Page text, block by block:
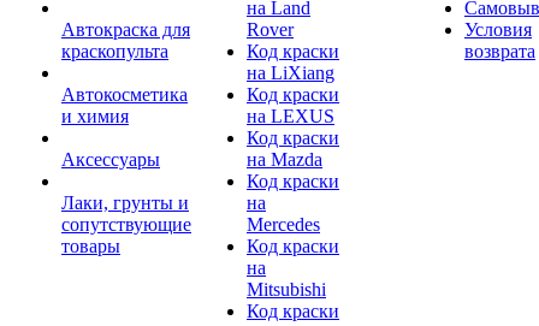
Автокраска для
краскопульта
Автокосметика
и химия
Аксессуары
Лаки, грунты и
сопутствующие
товары
на Land
Rover
Код краски
на LiXiang
Код краски
на LEXUS
Код краски
на Mazda
Код краски
на
Mercedes
Код краски
на
Mitsubishi
Код краски
Условия
возврата